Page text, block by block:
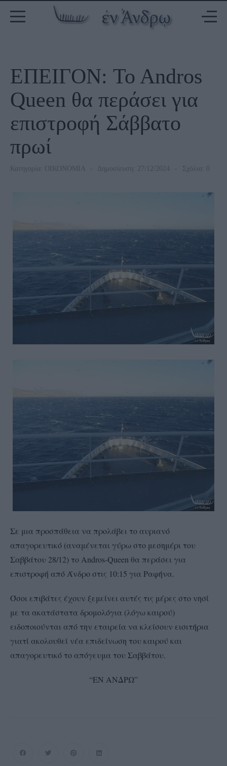
ΕΠΕΙΓΟΝ: To Andros
Queen θα περάσει για
επιστροφή Σάββατο
πρωί
Κατηγορία: ΟΙΚΟΝΟΜΙΑ Δημοσίευση: 27/12/2024 Σχόλια: 0
Σε μια προσπάθεια να προλάβει το αυριανό
απαγορευτικό (αναμένεται γύρω στο μεσημέρι του
Σαββάτου 28/12) το Andros-Queen θα περάσει για
επιστροφή από Άνδρο στις 10:15 για Ραφήνα.
Όσοι επιβάτες έχουν ξεμείνει αυτές τις μέρες στο νησί
με τα ακατάστατα δρομολόγια (λόγω καιρού)
ειδοποιούνται από την εταιρεία να κλείσουν εισιτήρια
γιατί ακολουθεί νέα επιδείνωση του καιρού και
απαγορευτικό το απόγευμα του Σαββάτου.
“ΕΝ ΑΝΔΡΩ”